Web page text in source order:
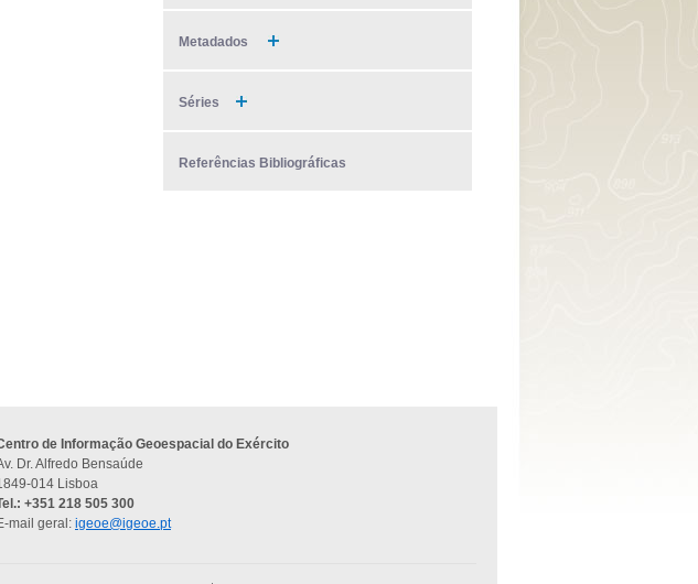
Metadados
Séries
Referências Bibliográficas
de Informação Geoespacial do Exército
Dr. Alfredo Bensaúde
014 Lisboa
+351 218 505 300
mail geral: igeoe@igeoe.pt